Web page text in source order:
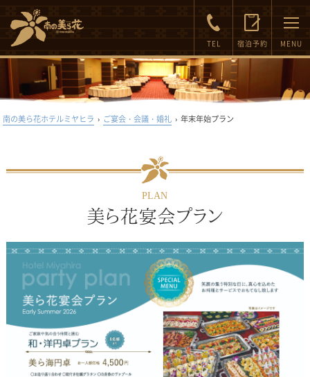
TEL 宿泊予約 MENU
南の美ら花ホテルミヤヒラ › ご宴会・会議・婚礼 › 年末年始プラン
PLAN
美ら花宴会プラン